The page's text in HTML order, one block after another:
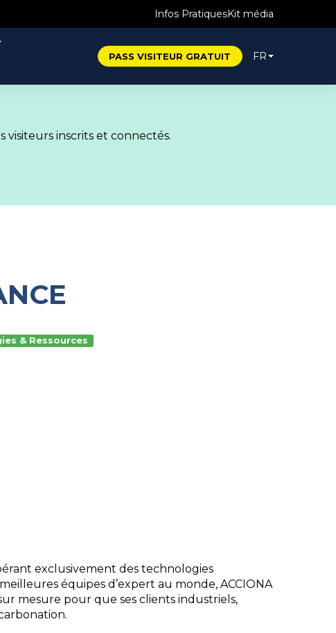
Infos PratiquesKit média
PASS VISITEUR GRATUIT FR
inscrits et connectés.
& Ressources
exclusivement des technologies
équipes d’expert au monde, ACCIONA
mesure pour que ses clients industriels,